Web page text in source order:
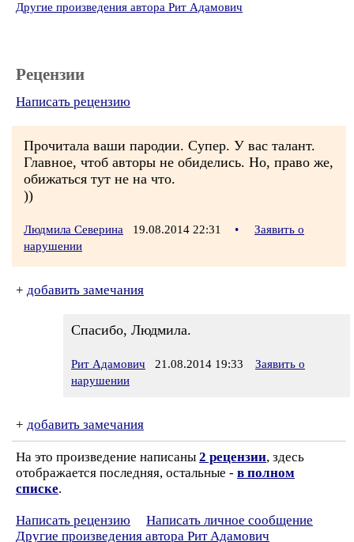
Другие произведения автора Рит Адамович
Рецензии
Написать рецензию
Прочитала ваши пародии. Супер. У вас талант.
Главное, чтоб авторы не обиделись. Но, право же,
обижаться тут не на что.
))
Людмила Северина 19.08.2014 22:31 •
Заявить о
нарушении
+ добавить замечания
Спасибо, Людмила.
Рит Адамович 21.08.2014 19:33
Заявить о
нарушении
+ добавить замечания
На это произведение написаны 2 рецензии, здесь
отображается последняя, остальные - в полном
списке.
Написать рецензию
Написать личное сообщение
Другие произведения автора Рит Адамович